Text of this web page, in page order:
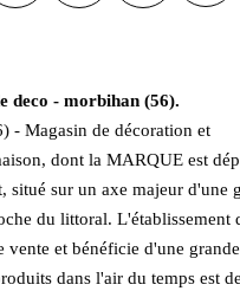
deco - morbihan (56).
- Magasin de décoration et
dont la MARQUE est
situé sur un axe majeur d'une
du littoral. L'établissement
vente et bénéficie d'une
dans l'air du temps est